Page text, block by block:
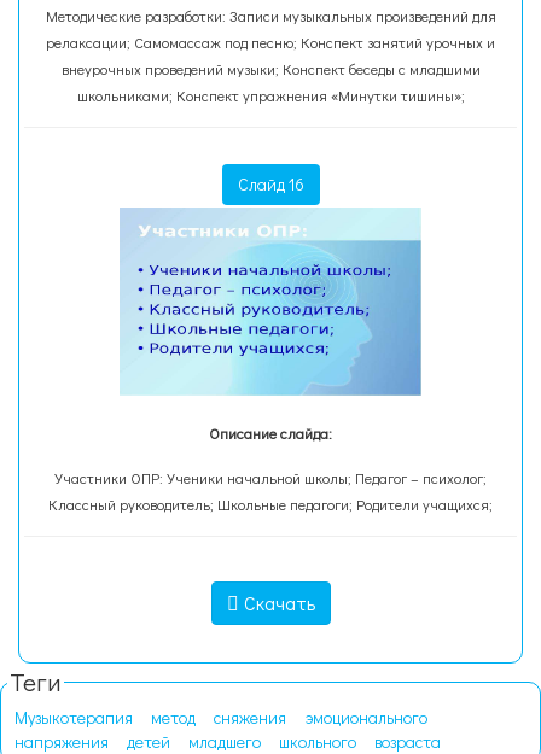
Методические разработки: Записи музыкальных произведений для
релаксации; Самомассаж под песню; Конспект занятий урочных и
внеурочных проведений музыки; Конспект беседы с младшими
школьниками; Конспект упражнения «Минутки тишины»;
Слайд 16
Описание слайда:
Участники ОПР: Ученики начальной школы; Педагог – психолог;
Классный руководитель; Школьные педагоги; Родители учащихся;
Скачать
Теги
Музыкотерапия метод сняжения
эмоционального
напряжения
детей младшего школьного
возраста